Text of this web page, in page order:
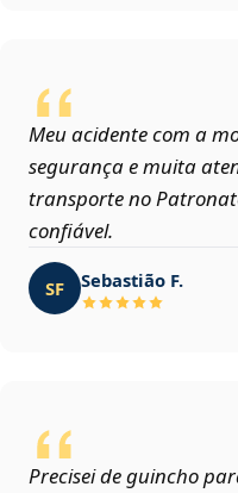
Meu acidente com a
segurança e muita
transporte no
confiável.
SF Sebastião F.
Precisei de guincho